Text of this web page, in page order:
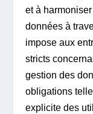
et à
données à
impose aux
stricts
gestion des
obligations
explicite des